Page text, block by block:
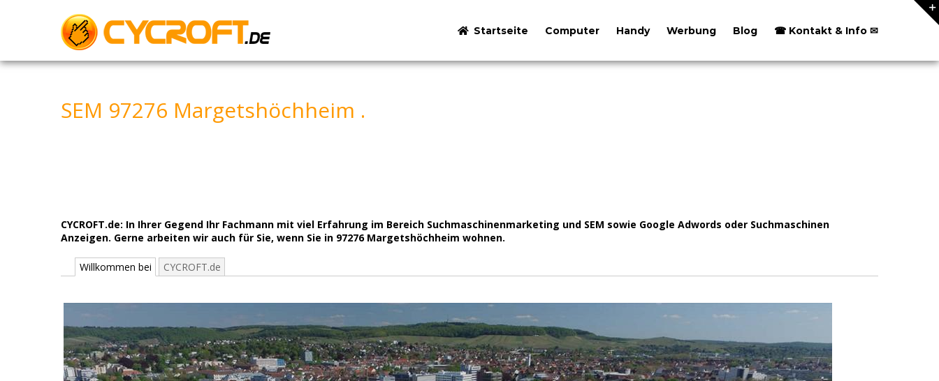
Startseite Computer Handy Werbung Blog ☎ Kontakt & Info ✉
SEM 97276 Margetshöchheim .
CYCROFT.de: In Ihrer Gegend Ihr Fachmann mit viel Erfahrung im Bereich Suchmaschinenmarketing und SEM sowie Google Adwords oder Suchmaschinen
Anzeigen. Gerne arbeiten wir auch für Sie, wenn Sie in 97276 Margetshöchheim wohnen.
Willkommen bei CYCROFT.de